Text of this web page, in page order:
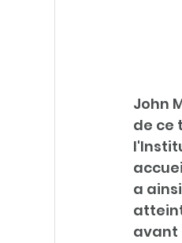
John
de ce
a
avant